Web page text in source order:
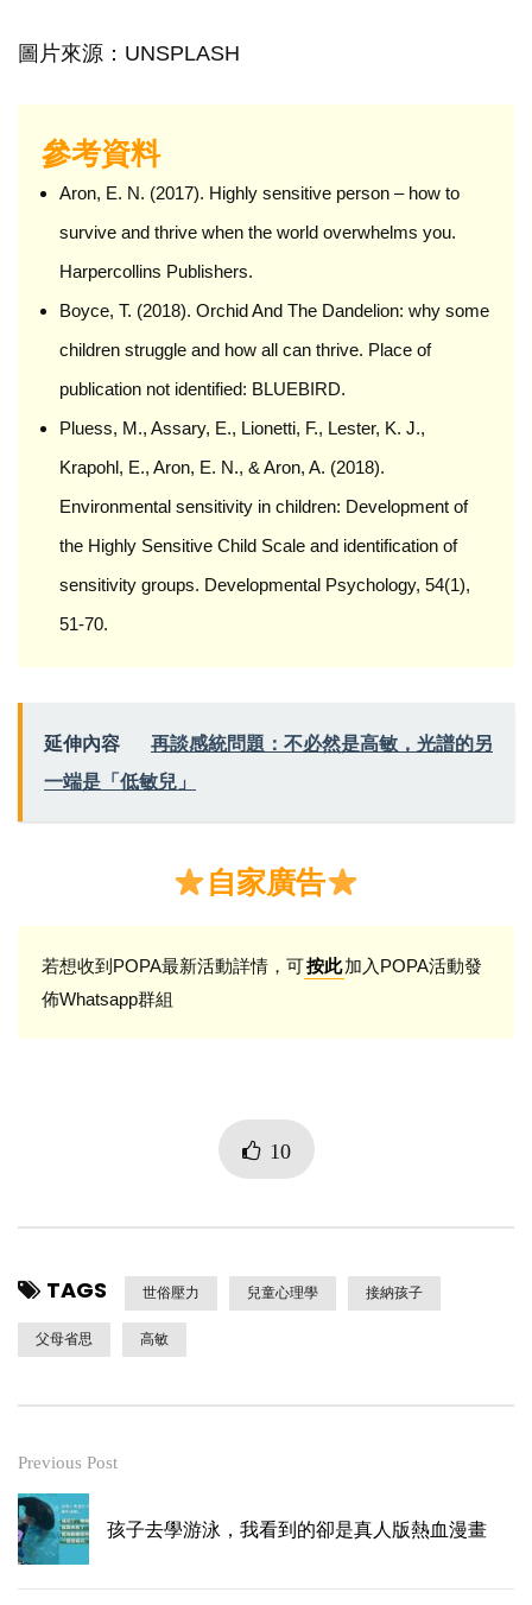
圖片來源：UNSPLASH
參考資料
Aron, E. N. (2017). Highly sensitive person – how to
survive and thrive when the world overwhelms you.
Harpercollins Publishers.
Boyce, T. (2018). Orchid And The Dandelion: why some
children struggle and how all can thrive. Place of
publication not identified: BLUEBIRD.
Pluess, M., Assary, E., Lionetti, F., Lester, K. J.,
Krapohl, E., Aron, E. N., & Aron, A. (2018).
Environmental sensitivity in children: Development of
the Highly Sensitive Child Scale and identification of
sensitivity groups. Developmental Psychology, 54(1),
51-70.
延伸內容
再談感統問題：不必然是高敏，光譜的另
一端是「低敏兒」
自家廣告
若想收到POPA最新活動詳情，可按此加入POPA活動發
佈Whatsapp群組
10
TAGS 世俗壓力 兒童心理學 接納孩子
父母省思 高敏
Previous Post
孩子去學游泳，我看到的卻是真人版熱血漫畫